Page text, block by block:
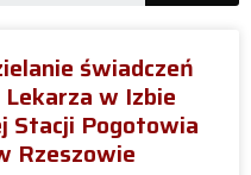
świadczeń
w Izbie
Stacji Pogotowia
Rzeszowie